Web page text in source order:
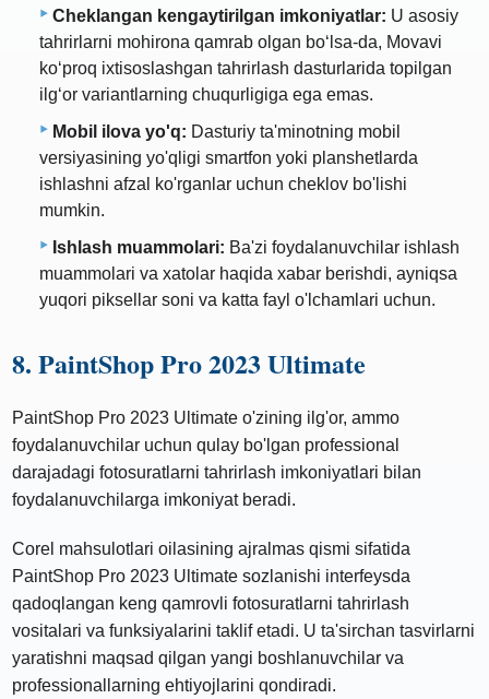
Cheklangan kengaytirilgan imkoniyatlar: U asosiy
tahrirlarni mohirona qamrab olgan boʻlsa-da, Movavi
koʻproq ixtisoslashgan tahrirlash dasturlarida topilgan
ilgʻor variantlarning chuqurligiga ega emas.
Mobil ilova yo'q: Dasturiy ta'minotning mobil
versiyasining yo'qligi smartfon yoki planshetlarda
ishlashni afzal ko'rganlar uchun cheklov bo'lishi
mumkin.
Ishlash muammolari: Ba'zi foydalanuvchilar ishlash
muammolari va xatolar haqida xabar berishdi, ayniqsa
yuqori piksellar soni va katta fayl o'lchamlari uchun.
8. PaintShop Pro 2023 Ultimate
PaintShop Pro 2023 Ultimate o'zining ilg'or, ammo
foydalanuvchilar uchun qulay bo'lgan professional
darajadagi fotosuratlarni tahrirlash imkoniyatlari bilan
foydalanuvchilarga imkoniyat beradi.
Corel mahsulotlari oilasining ajralmas qismi sifatida
PaintShop Pro 2023 Ultimate sozlanishi interfeysda
qadoqlangan keng qamrovli fotosuratlarni tahrirlash
vositalari va funksiyalarini taklif etadi. U ta'sirchan tasvirlarni
yaratishni maqsad qilgan yangi boshlanuvchilar va
professionallarning ehtiyojlarini qondiradi.